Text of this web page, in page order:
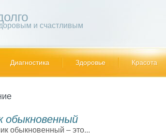
и счастливым
Диагностика Здоровье Красота
обыкновенный
обыкновенный – это...